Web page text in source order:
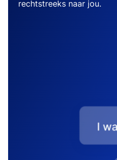
rechtstreeks naar jou.